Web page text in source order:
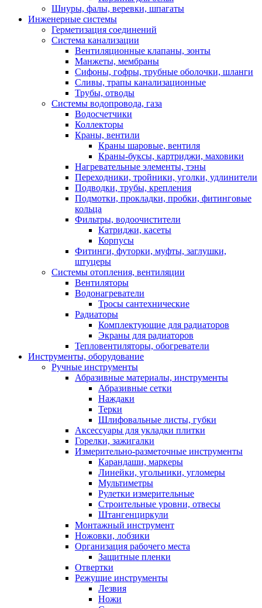
Шнуры, фалы, веревки, шпагаты
Инженерные системы
Герметизация соединений
Система канализации
Вентиляционные клапаны, зонты
Манжеты, мембраны
Сифоны, гофры, трубные оболочки, шланги
Сливы, трапы канализационные
Трубы, отводы
Системы водопровода, газа
Водосчетчики
Коллекторы
Краны, вентили
Краны шаровые, вентиля
Краны-буксы, картриджи, маховики
Нагревательные элементы, тэны
Переходники, тройники, уголки, удлинители
Подводки, трубы, крепления
Подмотки, прокладки, пробки, фитинговые
кольца
Фильтры, водоочистители
Катриджи, касеты
Корпусы
Фитинги, футорки, муфты, заглушки,
штуцеры
Системы отопления, вентиляции
Вентиляторы
Водонагреватели
Тросы сантехнические
Радиаторы
Комплектующие для радиаторов
Экраны для радиаторов
Тепловентиляторы, обогреватели
Инструменты, оборудование
Ручные инструменты
Абразивные материалы, инструменты
Абразивные сетки
Наждаки
Терки
Шлифовальные листы, губки
Аксессуары для укладки плитки
Горелки, зажигалки
Измерительно-разметочные инструменты
Карандаши, маркеры
Линейки, угольники, угломеры
Мультиметры
Рулетки измерительные
Строительные уровни, отвесы
Штангенциркули
Монтажный инструмент
Ножовки, лобзики
Организация рабочего места
Защитные пленки
Отвертки
Режущие инструменты
Лезвия
Ножи